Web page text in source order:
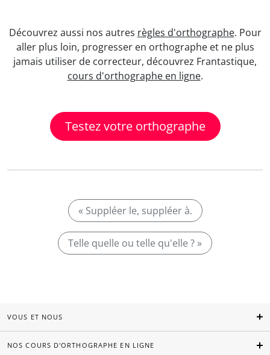
Découvrez aussi nos autres règles d'orthographe. Pour
aller plus loin, progresser en orthographe et ne plus
jamais utiliser de correcteur, découvrez Frantastique,
cours d'orthographe en ligne.
Testez votre orthographe
« Suppléer le, suppléer à.
Telle quelle ou telle qu'elle ? »
VOUS ET NOUS
NOS COURS D'ORTHOGRAPHE EN LIGNE